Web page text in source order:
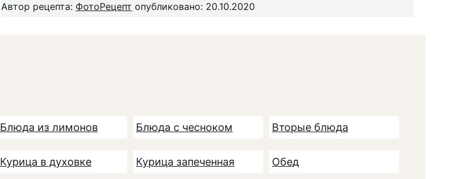
Автор рецепта: ФотоРецепт опубликовано: 20.10.2020
Блюда из лимонов Блюда с чесноком Вторые блюда
Курица в духовке Курица запеченная Обед